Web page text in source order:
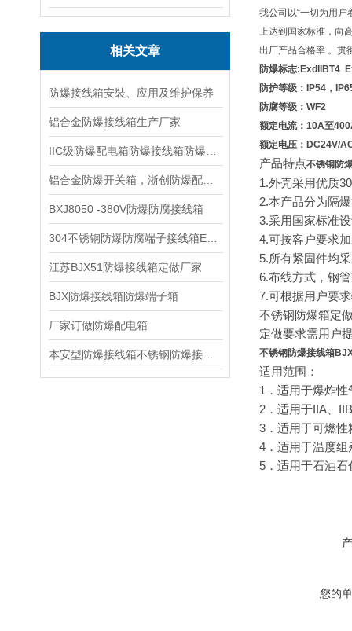
相关文章
防爆接线箱安裝、应用及维护保养
铝合金防爆接线箱生产厂家
BXJ8050 -380V防爆防腐接线箱
江苏BJX51防爆接线箱定做厂家
BJX防爆接线箱防爆端子箱
厂家订做防爆配电箱
我公司以“一切为用
上达到国家标准，向
出厂产品合格率 。贯
防爆标志:ExdIIBT4
防护等级：IP54，
防腐等级：WF2
额定电流：10A至
额定电压：DC24V/
产品特点不锈钢防
1.外壳采用优质
2.本产品分为隔
3.采用国家标准
4.可按客户要求
5.所有紧固件均
6.布线方式，钢
7.可根据用户要
不锈钢防爆箱定
定做要求需用户
不锈钢防爆接线箱
适用范围：
1
．适用于爆炸
2 ．适用于 IIA
IIB
3 ．适用于可燃
4 ．适用于温度组
5 ．适用于石油
您的